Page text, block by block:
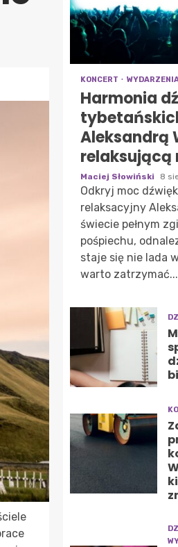
KONCERT
Harmonia
Aleksandrą
relaksującą
Maciej Słowiński 8
Odkryj moc
relaksacyjny
świecie pełnym
pośpiechu,
staje się nie lada
warto zatrzymać...